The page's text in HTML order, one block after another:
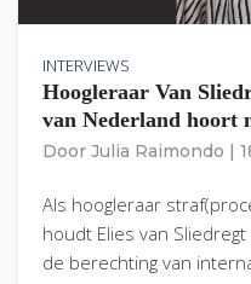
INTERVIEWS
Hoogleraar Van
van Nederland hoort
Door Julia Raimondo
Als hoogleraar
houdt Elies van
de berechting van